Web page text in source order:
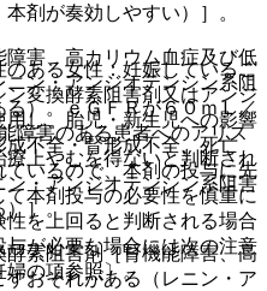
剤が奏効しやすい）］。
害、高カリウム血症及び低
ン・アンジオテンシン系阻
）。ｅＧＦＲが６０ｍＬ／
障害のある患者へのアリス
上やむを得ないと判断され
・アンジオテンシン系阻害
）］。
素阻害剤［腎機能障害、高
おそれがある（レニン・ア
ある女性：妊娠しているこ
変換酵素阻害剤又はアンジ
し、胎児・新生児への影響
不全・腎形成不全、死亡
いるので、本剤の投与に先
本剤投与の必要性を慎重に
を上回ると判断される場合
が必要な場合には次の注意
の項参照〕。